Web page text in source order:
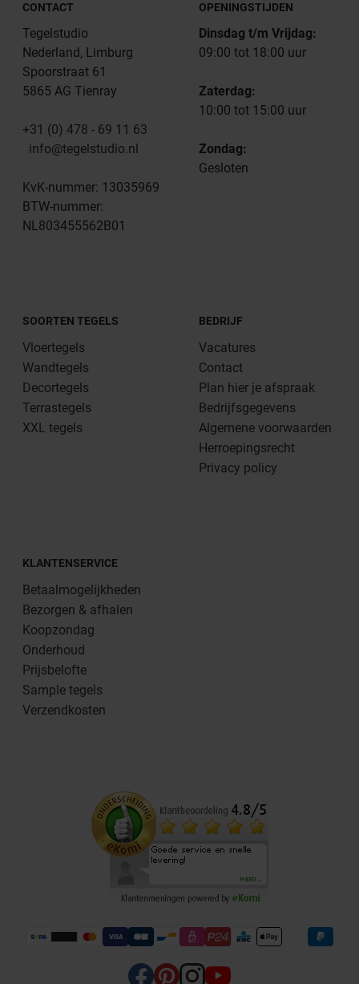
CONTACT
Tegelstudio
Nederland, Limburg
Spoorstraat 61
5865 AG Tienray
+31 (0) 478 - 69 11 63
info@tegelstudio.nl
KvK-nummer: 13035969
BTW-nummer:
NL803455562B01
OPENINGSTIJDEN
Dinsdag t/m Vrijdag:
09:00 tot 18:00 uur
Zaterdag:
10:00 tot 15:00 uur
Zondag:
Gesloten
SOORTEN TEGELS
Vloertegels
Wandtegels
Decortegels
Terrastegels
XXL tegels
BEDRIJF
Vacatures
Contact
Plan hier je afspraak
Bedrijfsgegevens
Algemene voorwaarden
Herroepingsrecht
Privacy policy
KLANTENSERVICE
Betaalmogelijkheden
Bezorgen & afhalen
Koopzondag
Onderhoud
Prijsbelofte
Sample tegels
Verzendkosten